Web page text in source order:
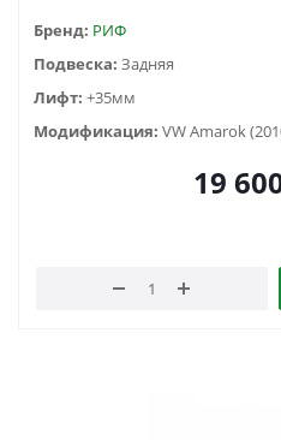
Бренд: РИФ
Подвеска: Задняя
Лифт: +35мм
Модификация: VW Amarok
19